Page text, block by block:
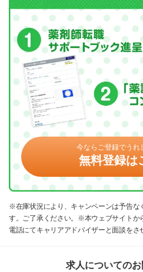
今ならご登録でうれ
無料登録は
※在庫状況により、キャンペーンは予告な
す。ご了承ください。※本ウェブサイトか
電話にてキャリアアドバイザーと面談をさ
求人についての